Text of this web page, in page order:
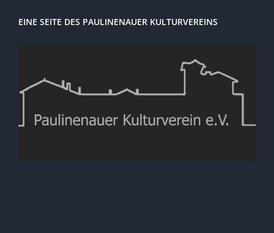
EINE SEITE DES PAULINENAUER KULTURVEREINS